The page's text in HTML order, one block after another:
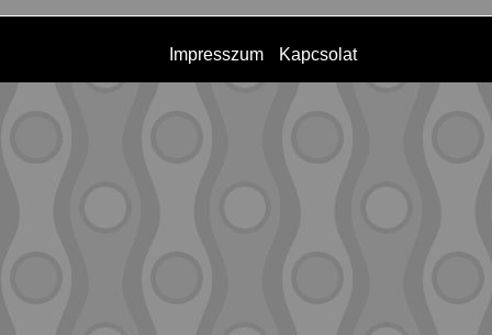
Impresszum Kapcsolat